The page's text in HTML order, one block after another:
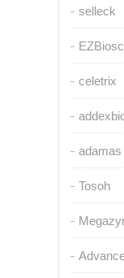
selleck
celetrix
adamas
Tosoh